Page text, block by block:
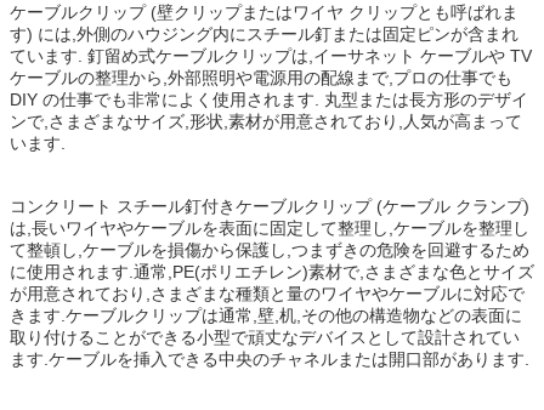
ケーブルクリップ (壁クリップまたはワイヤ クリップとも呼ばれま
す) には,外側のハウジング内にスチール釘または固定ピンが含まれ
ています. 釘留め式ケーブルクリップは,イーサネット ケーブルや TV
ケーブルの整理から,外部照明や電源用の配線まで,プロの仕事でも
DIY の仕事でも非常によく使用されます. 丸型または長方形のデザイ
ンで,さまざまなサイズ,形状,素材が用意されており,人気が高まって
います.
コンクリート スチール釘付きケーブルクリップ (ケーブル クランプ)
は,長いワイヤやケーブルを表面に固定して整理し,ケーブルを整理し
て整頓し,ケーブルを損傷から保護し,つまずきの危険を回避するため
に使用されます.通常,PE(ポリエチレン)素材で,さまざまな色とサイズ
が用意されており,さまざまな種類と量のワイヤやケーブルに対応で
きます.ケーブルクリップは通常,壁,机,その他の構造物などの表面に
取り付けることができる小型で頑丈なデバイスとして設計されてい
ます.ケーブルを挿入できる中央のチャネルまたは開口部があります.